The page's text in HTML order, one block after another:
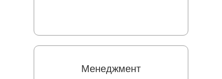
Менеджмент